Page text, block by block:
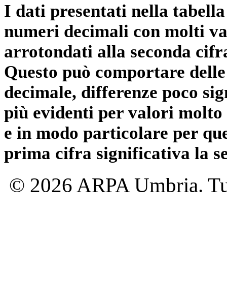
I dati presentati nella
numeri decimali con molti
arrotondati alla seconda
Questo può comportare
decimale, differenze poco
più evidenti per valori
e in modo particolare per
prima cifra significativa la
© 2026 ARPA Umbria.